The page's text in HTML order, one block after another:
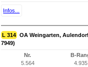
Infos...
L 314 OA Weingarten,
7949)
Nr.
5.564
B-
4.935